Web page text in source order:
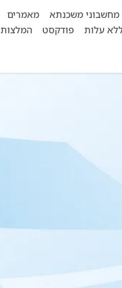
מחשבוני משכנתא מאמרים
עלות
פודקסט המלצות